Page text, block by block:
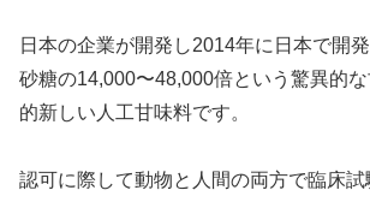
日本の企業が開発し2014年に日本で開発
砂糖の14,000〜48,000倍という驚異的
的新しい人工甘味料です。
認可に際して動物と人間の両方で臨床試